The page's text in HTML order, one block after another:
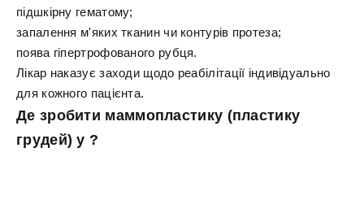
підшкірну гематому;
запалення м'яких тканин чи контурів протеза;
поява гіпертрофованого рубця.
Лікар наказує заходи щодо реабілітації індивідуально
для кожного пацієнта.
Де зробити маммопластику (пластику
грудей) у ?